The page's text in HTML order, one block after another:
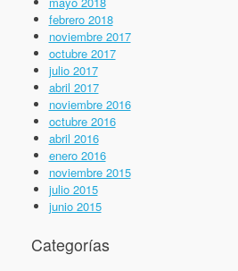
febrero 2018
noviembre 2017
octubre 2017
julio 2017
abril 2017
noviembre 2016
octubre 2016
abril 2016
enero 2016
noviembre 2015
julio 2015
junio 2015
Categorías